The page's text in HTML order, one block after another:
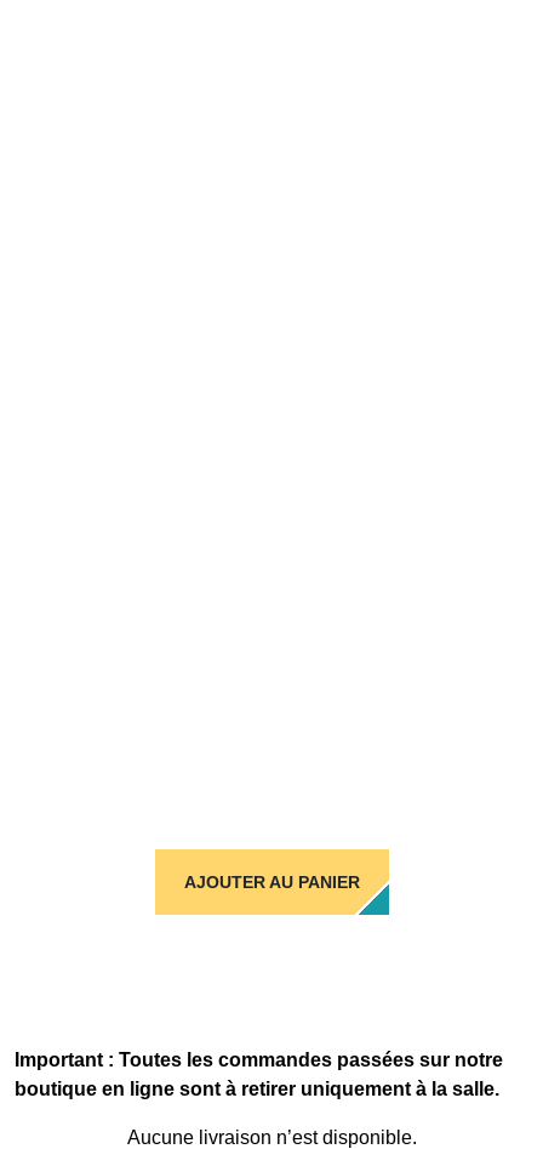
AJOUTER AU PANIER
Important : Toutes les commandes passées sur notre
boutique en ligne sont à retirer uniquement à la salle.
Aucune livraison n’est disponible.